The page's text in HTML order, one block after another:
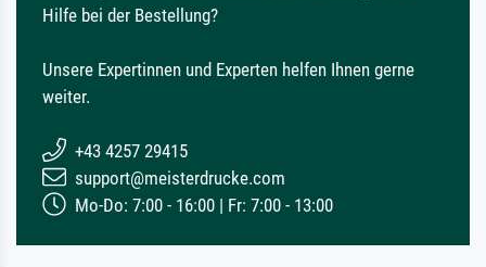
Hilfe bei der Bestellung?
Unsere Expertinnen und Experten helfen Ihnen gerne
weiter.
+43 4257 29415
support@meisterdrucke.com
Mo-Do: 7:00 - 16:00 | Fr: 7:00 - 13:00